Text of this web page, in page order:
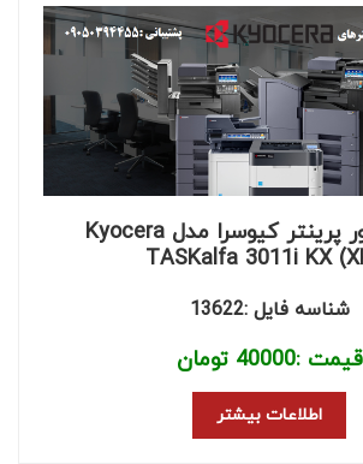
دانلود درایور پرینتر کیوسرا مدل Kyocera
TASKalfa 3011i KX
شناسه فایل :13622
قیمت :40000 تومان
اطلاعات بیشتر